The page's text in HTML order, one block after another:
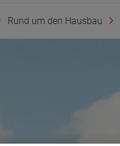
Rund um den Hausbau